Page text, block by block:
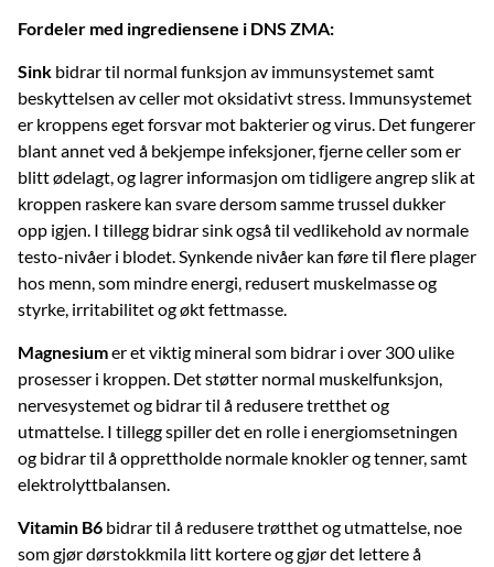
Fordeler med ingrediensene i DNS ZMA:
Sink bidrar til normal funksjon av immunsystemet samt
beskyttelsen av celler mot oksidativt stress. Immunsystemet
er kroppens eget forsvar mot bakterier og virus. Det fungerer
blant annet ved å bekjempe infeksjoner, fjerne celler som er
blitt ødelagt, og lagrer informasjon om tidligere angrep slik at
kroppen raskere kan svare dersom samme trussel dukker
opp igjen. I tillegg bidrar sink også til vedlikehold av normale
testo-nivåer i blodet. Synkende nivåer kan føre til flere plager
hos menn, som mindre energi, redusert muskelmasse og
styrke, irritabilitet og økt fettmasse.
Magnesiumer et viktig mineral som bidrar i over 300 ulike
prosesser i kroppen. Det støtter normal muskelfunksjon,
nervesystemet og bidrar til å redusere tretthet og
utmattelse. I tillegg spiller det en rolle i energiomsetningen
og bidrar til å opprettholde normale knokler og tenner, samt
elektrolyttbalansen.
Vitamin B6 bidrar til å redusere trøtthet og utmattelse, noe
som gjør dørstokkmila litt kortere og gjør det lettere å